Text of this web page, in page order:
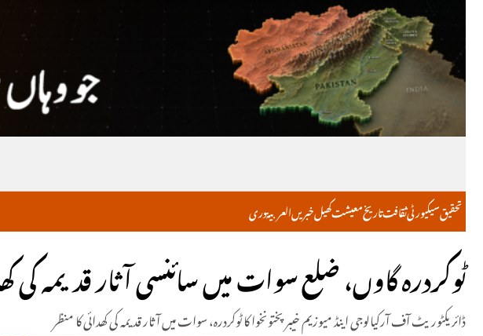
خبریںکھیلمعیشتتاریخثقافتسیکیورٹیتحقیق دریالعربية
ٹوکردرہ گاوں، ضلع سوات میں سائنسی آثار قدیمہ کی
ڈائریکٹوریٹ آف آرکیالوجی اینڈ میوزیم خیبر پختونخوا کا ٹوکردرہ، سوات میں آثار قدیمہ کی کھدائی کا منظر